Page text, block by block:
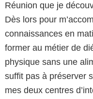
Réunion que je
Dès lors pour
connaissances en
former au métier de
physique sans une
suffit pas à préserver
mes deux centres